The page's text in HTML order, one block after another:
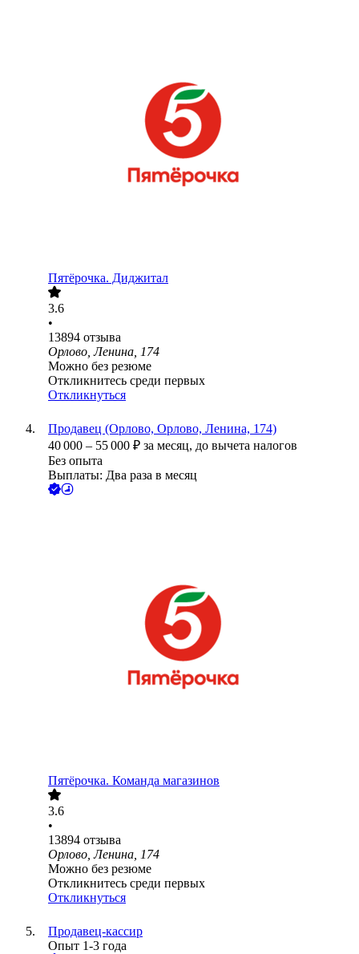
Пятёрочка. Диджитал
3.6
•
13894 отзыва
Орлово, Ленина, 174
Можно без резюме
Откликнитесь среди первых
Откликнуться
Продавец (Орлово, Орлово, Ленина, 174)
40 000 – 55 000 ₽ за месяц, до вычета налогов
Без опыта
Выплаты: Два раза в месяц
Пятёрочка. Команда магазинов
3.6
•
13894 отзыва
Орлово, Ленина, 174
Можно без резюме
Откликнитесь среди первых
Откликнуться
Продавец-кассир
Опыт 1-3 года